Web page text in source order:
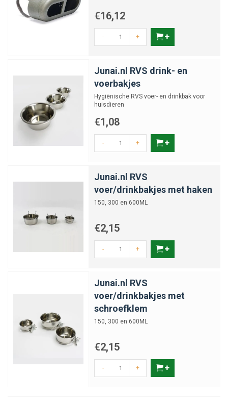
€16,12
- +
Junai.nl RVS drink- en
voerbakjes
Hygiënische RVS voer- en drinkbak voor
huisdieren
€1,08
- +
Junai.nl RVS
voer/drinkbakjes met haken
150, 300 en 600ML
€2,15
- +
Junai.nl RVS
voer/drinkbakjes met
schroefklem
150, 300 en 600ML
€2,15
- +